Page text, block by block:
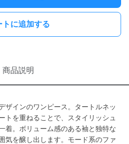
トに追加する
商品説明
ザインのワンピース。タートルネッ
トを重ねることで、スタイリッシュ
着。ボリューム感のある袖と独特な
気を醸し出します。モード系のファ